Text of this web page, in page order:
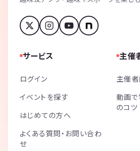
サービス
ログイン
イベントを探す
はじめての方へ
よくある質問・お問い合わ
せ
主催
主催
動画
のコツ